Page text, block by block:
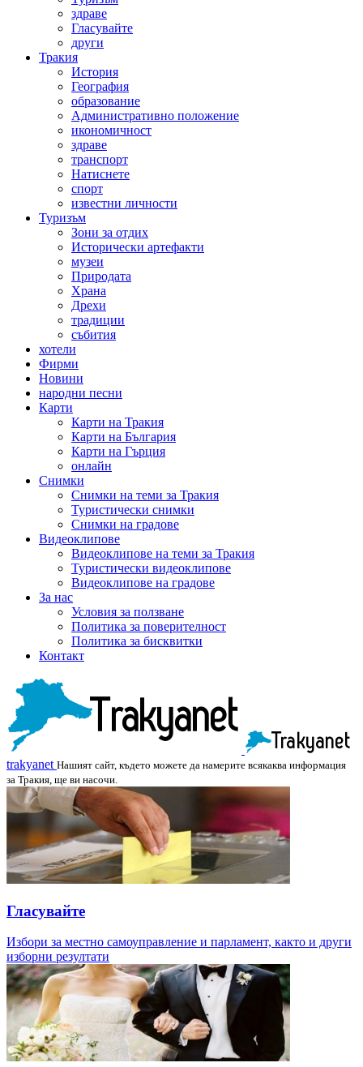
здраве
Гласувайте
други
Тракия
История
География
образование
Административно положение
икономичност
здраве
транспорт
Натиснете
спорт
известни личности
Туризъм
Зони за отдих
Исторически артефакти
музеи
Природата
Храна
Дрехи
традиции
събития
хотели
Фирми
Новини
народни песни
Карти
Карти на Тракия
Карти на България
Карти на Гърция
онлайн
Снимки
Снимки на теми за Тракия
Туристически снимки
Снимки на градове
Видеоклипове
Видеоклипове на теми за Тракия
Туристически видеоклипове
Видеоклипове на градове
За нас
Условия за ползване
Политика за поверителност
Политика за бисквитки
Контакт
trakyanet Нашият сайт, където можете да намерите всякаква информация
за Тракия, ще ви насочи.
Гласувайте
Избори за местно самоуправление и парламент, както и други
изборни резултати